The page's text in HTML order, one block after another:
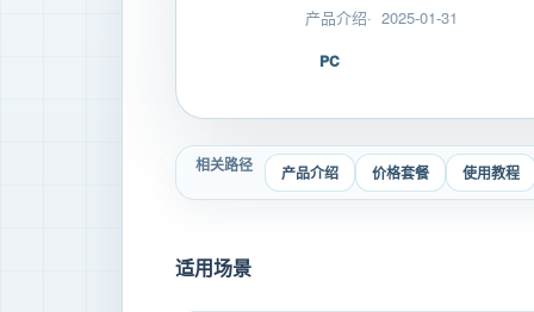
产品介绍 2025-01-31
PC
相关路径 产品介绍 价格套餐 使用教程
适用场景